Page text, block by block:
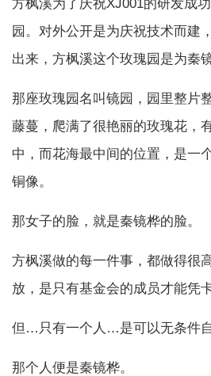
方枫溪为了庆祝XJ001的研发成
园。对外公开是为庆祝技术而建
出来，方枫溪这个玫瑰园是为秦
那座玫瑰园名叫镜园，园里整片
藤蔓，爬满了很艳丽的玫瑰花，
中，而花海最中间的位置，是一
铜像。
那女子的脸，就是秦镜桦的脸。
方枫溪做的每一件事，都做得很
放，是只有基金会的成员才能凭
但…只有一个人…是可以无条件自
那个人便是秦镜桦。